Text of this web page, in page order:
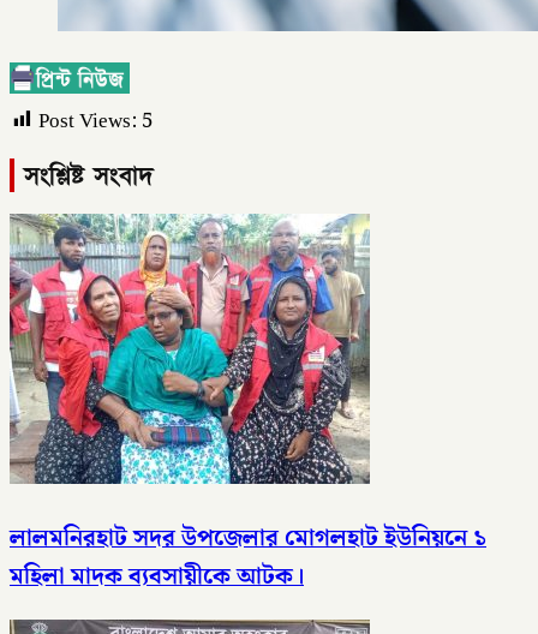
Post Views: 5
সংশ্লিষ্ট সংবাদ
লালমনিরহাট সদর উপজেলার মোগলহাট ইউনিয়নে ১
মহিলা মাদক ব্যবসায়ীকে আটক।